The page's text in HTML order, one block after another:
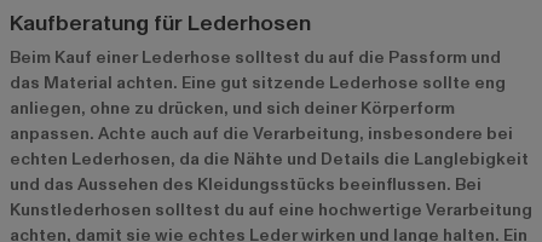
Kaufberatung für Lederhosen
Beim Kauf einer Lederhose solltest du auf die Passform und
das Material achten. Eine gut sitzende Lederhose sollte eng
anliegen, ohne zu drücken, und sich deiner Körperform
anpassen. Achte auch auf die Verarbeitung, insbesondere bei
echten Lederhosen, da die Nähte und Details die Langlebigkeit
und das Aussehen des Kleidungsstücks beeinflussen. Bei
Kunstlederhosen solltest du auf eine hochwertige Verarbeitung
achten, damit sie wie echtes Leder wirken und lange halten. Ein